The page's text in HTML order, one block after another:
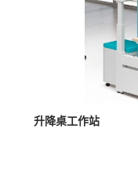
升降桌工作站